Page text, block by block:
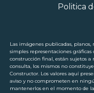
Politica
Las imágenes publicadas,
simples representaciones
construcción final, están sujetos a
consulta, los mismos no
Constructor. Los valores aquí
aviso y no comprometen en
mantenerlos en el momento de